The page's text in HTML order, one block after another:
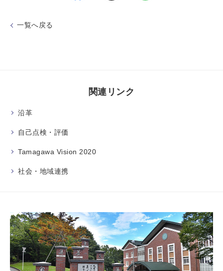
一覧へ戻る
関連リンク
沿革
自己点検・評価
Tamagawa Vision 2020
社会・地域連携